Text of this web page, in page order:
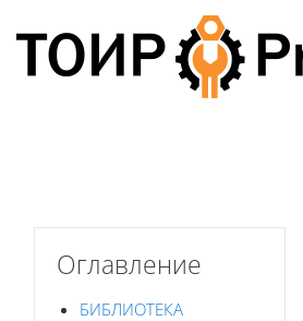
Перейти к основному содержанию
Блоки
Оглавление
БИБЛИОТЕКА